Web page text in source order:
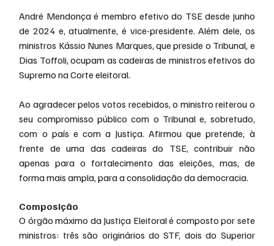
André Mendonça é membro efetivo do TSE desde junho
de 2024 e, atualmente, é vice-presidente. Além dele, os
ministros Kássio Nunes Marques, que preside o Tribunal, e
Dias Toffoli, ocupam as cadeiras de ministros efetivos do
Supremo na Corte eleitoral.
Ao agradecer pelos votos recebidos, o ministro reiterou o
seu compromisso público com o Tribunal e, sobretudo,
com o país e com a Justiça. Afirmou que pretende, à
frente de uma das cadeiras do TSE, contribuir não
apenas para o fortalecimento das eleições, mas, de
forma mais ampla, para a consolidação da democracia.
Composição
O órgão máximo da Justiça Eleitoral é composto por sete
ministros: três são originários do STF, dois do Superior